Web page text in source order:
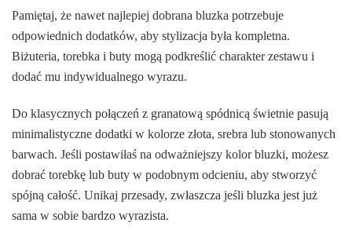
Pamiętaj, że nawet najlepiej dobrana bluzka potrzebuje
odpowiednich dodatków, aby stylizacja była kompletna.
Biżuteria, torebka i buty mogą podkreślić charakter zestawu i
dodać mu indywidualnego wyrazu.
Do klasycznych połączeń z granatową spódnicą świetnie pasują
minimalistyczne dodatki w kolorze złota, srebra lub stonowanych
barwach. Jeśli postawiłaś na odważniejszy kolor bluzki, możesz
dobrać torebkę lub buty w podobnym odcieniu, aby stworzyć
spójną całość. Unikaj przesady, zwłaszcza jeśli bluzka jest już
sama w sobie bardzo wyrazista.